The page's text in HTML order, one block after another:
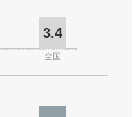
3.4
全国